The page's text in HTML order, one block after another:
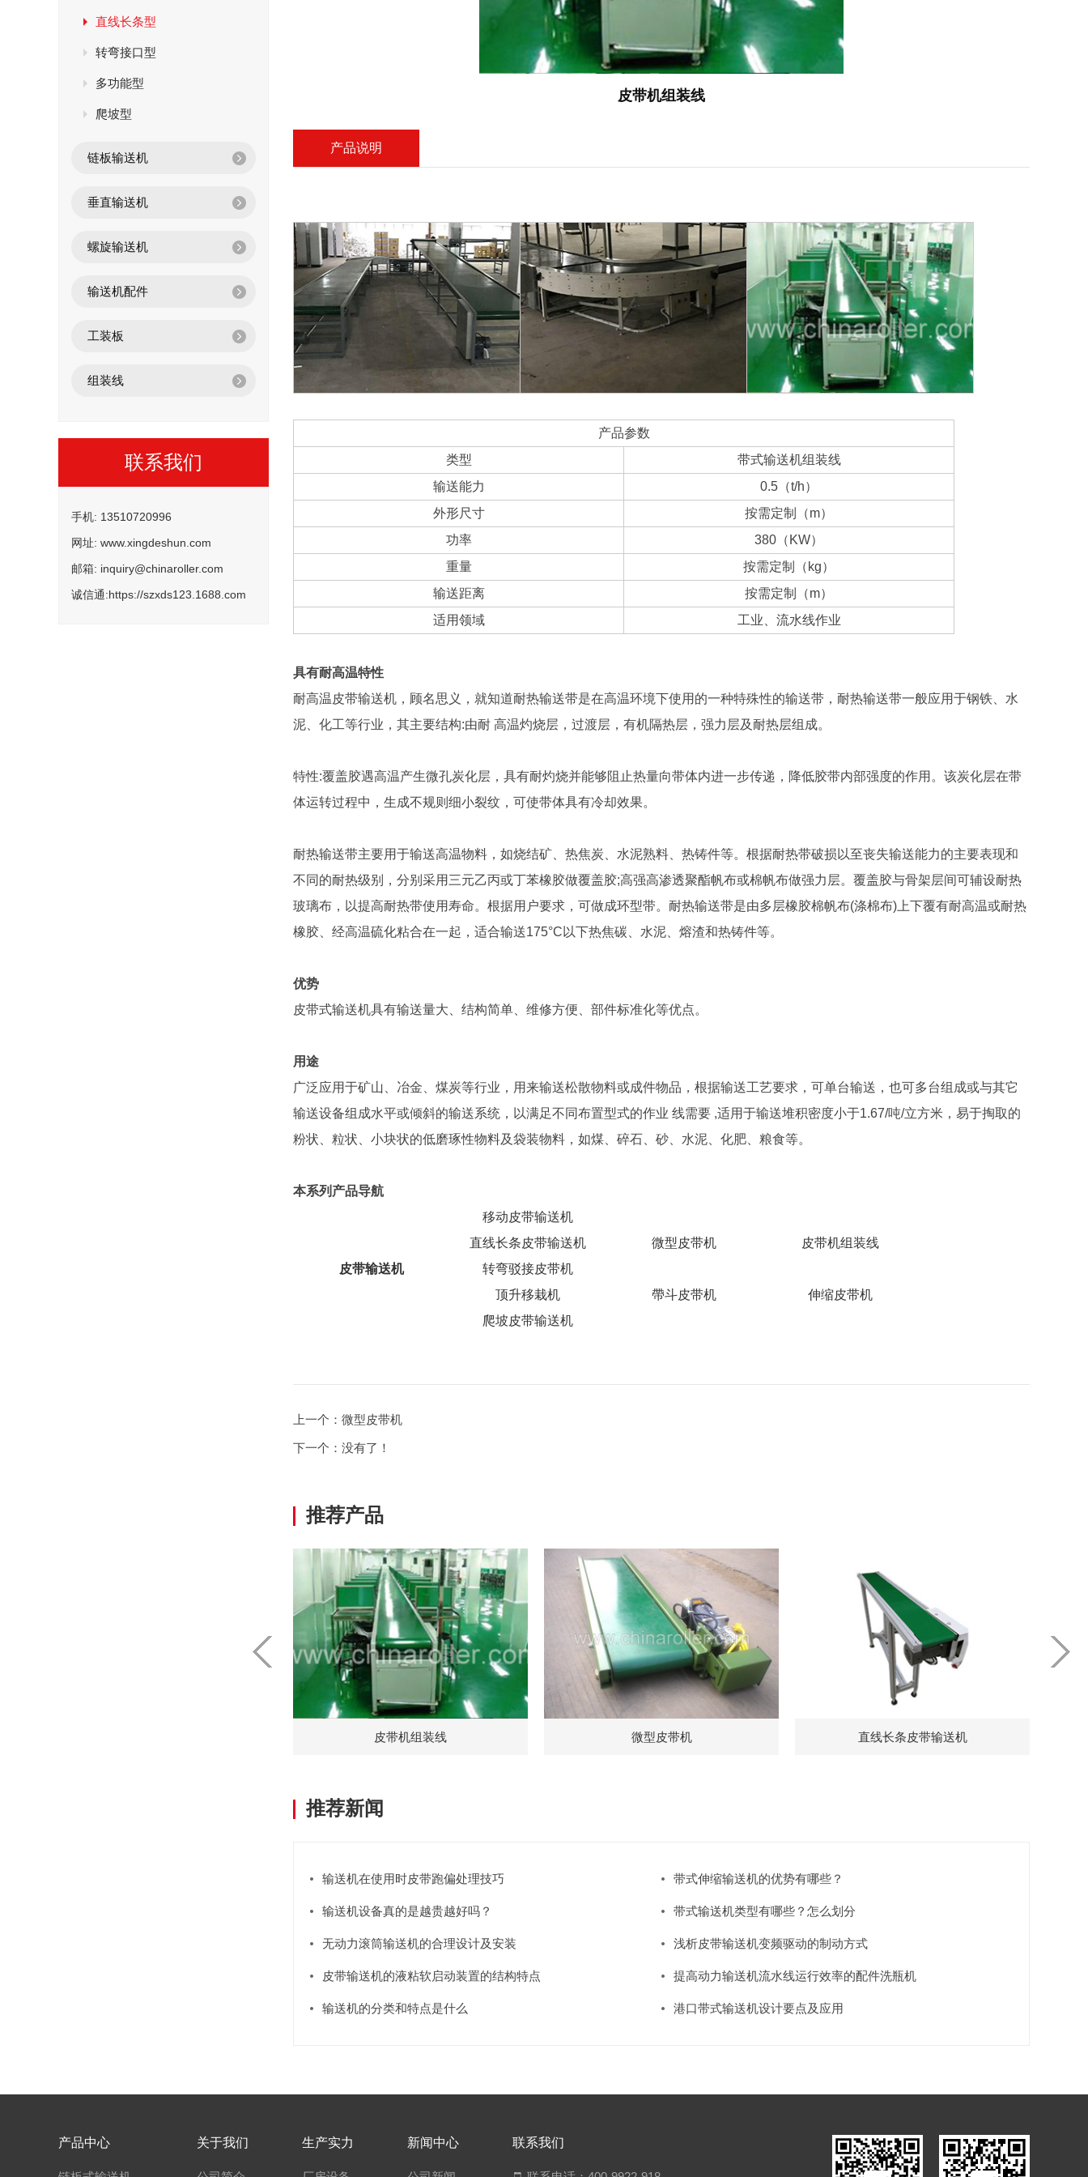
直线长条型
转弯接口型
多功能型
爬坡型
链板输送机
垂直输送机
螺旋输送机
输送机配件
工装板
组装线
联系我们
手机: 13510720996
网址: www.xingdeshun.com
邮箱: inquiry@chinaroller.com
诚信通:https://szxds123.1688.com
皮带机组装线
产品说明
产品参数
类型
带式输送机组装线
输送能力
0.5（t/h）
外形尺寸
按需定制（m）
功率
380（KW）
重量
按需定制（kg）
输送距离
按需定制（m）
适用领域
工业、流水线作业
具有耐高温特性
耐高温皮带输送机，顾名思义，就知道耐热输送带是在高温环境下使用的一种特殊性的输送带，耐热输送带一般应用于钢铁、水
泥、化工等行业，其主要结构:由耐 高温灼烧层，过渡层，有机隔热层，强力层及耐热层组成。
特性:覆盖胶遇高温产生微孔炭化层，具有耐灼烧并能够阻止热量向带体内进一步传递，降低胶带内部强度的作用。该炭化层在带
体运转过程中，生成不规则细小裂纹，可使带体具有冷却效果。
耐热输送带主要用于输送高温物料，如烧结矿、热焦炭、水泥熟料、热铸件等。根据耐热带破损以至丧失输送能力的主要表现和
不同的耐热级别，分别采用三元乙丙或丁苯橡胶做覆盖胶;高强高渗透聚酯帆布或棉帆布做强力层。覆盖胶与骨架层间可辅设耐热
玻璃布，以提高耐热带使用寿命。根据用户要求，可做成环型带。耐热输送带是由多层橡胶棉帆布(涤棉布)上下覆有耐高温或耐热
橡胶、经高温硫化粘合在一起，适合输送175°C以下热焦碳、水泥、熔渣和热铸件等。
优势
皮带式输送机具有输送量大、结构简单、维修方便、部件标准化等优点。
用途
广泛应用于矿山、冶金、煤炭等行业，用来输送松散物料或成件物品，根据输送工艺要求，可单台输送，也可多台组成或与其它
输送设备组成水平或倾斜的输送系统，以满足不同布置型式的作业 线需要 ,适用于输送堆积密度小于1.67/吨/立方米，易于掏取的
粉状、粒状、小块状的低磨琢性物料及袋装物料，如煤、碎石、砂、水泥、化肥、粮食等。
本系列产品导航
皮带输送机
移动皮带输送机
直线长条皮带输送机
微型皮带机
皮带机组装线
转弯驳接皮带机
顶升移栽机
帶斗皮带机
伸缩皮带机
爬坡皮带输送机
上一个： 微型皮带机
下一个： 没有了！
推荐产品
皮带机组装线 微型皮带机 直线长条皮带输送机
推荐新闻
输送机在使用时皮带跑偏处理技巧 带式伸缩输送机的优势有哪些？
输送机设备真的是越贵越好吗？ ​带式输送机类型有哪些？怎么划分
无动力滚筒输送机的合理设计及安装 浅析皮带输送机变频驱动的制动方式
皮带输送机的液粘软启动装置的结构特点 提高动力输送机流水线运行效率的配件洗瓶机
输送机的分类和特点是什么 港口带式输送机设计要点及应用
产品中心 关于我们 生产实力 新闻中心 联系我们